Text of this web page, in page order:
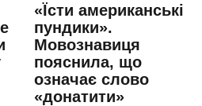
«Їсти американські
пундики».
Мовознавиця
пояснила, що
означає слово
«донатити»